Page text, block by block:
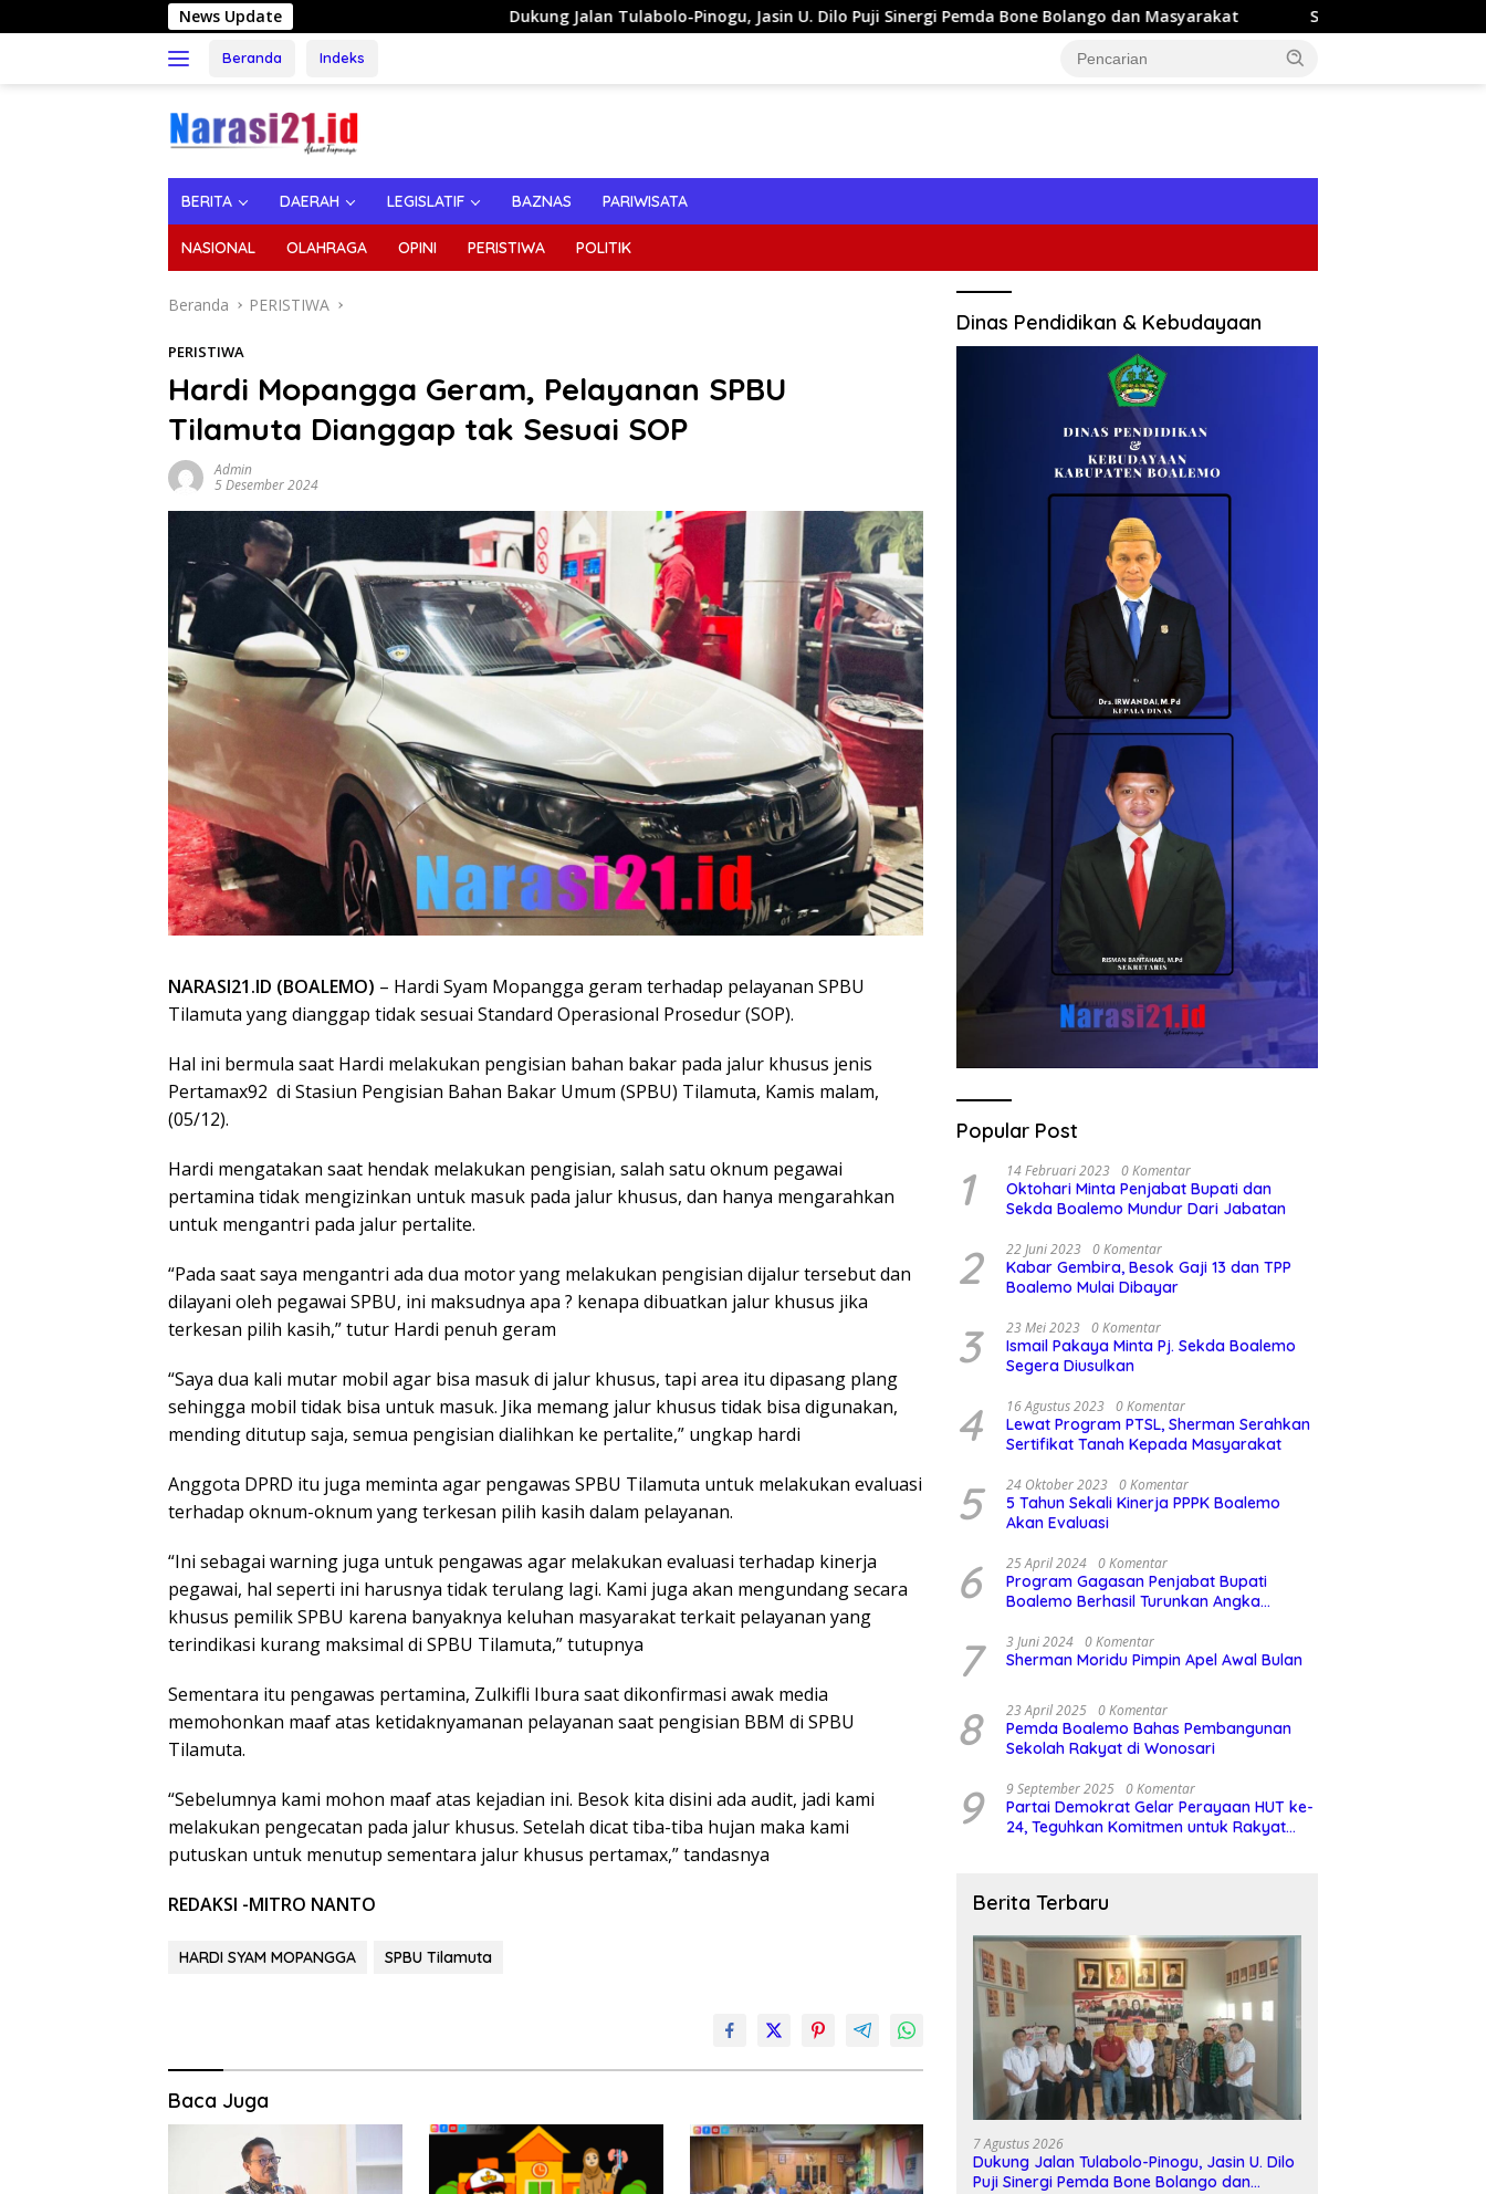
ke
News Update Dukung Jalan Tulabolo-Pinogu, Jasin U. Dilo Puji Sinergi Pemda Bone Bolango dan Masyarakat Sekda Iwan Mustapa: Penilaian Posyandu
Beranda Indeks
BERITA DAERAH LEGISLATIF BAZNAS PARIWISATA
NASIONAL OLAHRAGA OPINI PERISTIWA POLITIK
Beranda PERISTIWA
PERISTIWA
Hardi Mopangga Geram, Pelayanan SPBU
Tilamuta Dianggap tak Sesuai SOP
Admin
5 Desember 2024
NARASI21.ID (BOALEMO) – Hardi Syam Mopangga geram terhadap pelayanan SPBU
Tilamuta yang dianggap tidak sesuai Standard Operasional Prosedur (SOP).
Hal ini bermula saat Hardi melakukan pengisian bahan bakar pada jalur khusus jenis
Pertamax92 di Stasiun Pengisian Bahan Bakar Umum (SPBU) Tilamuta, Kamis malam,
(05/12).
Hardi mengatakan saat hendak melakukan pengisian, salah satu oknum pegawai
pertamina tidak mengizinkan untuk masuk pada jalur khusus, dan hanya mengarahkan
untuk mengantri pada jalur pertalite.
“Pada saat saya mengantri ada dua motor yang melakukan pengisian dijalur tersebut dan
dilayani oleh pegawai SPBU, ini maksudnya apa ? kenapa dibuatkan jalur khusus jika
terkesan pilih kasih,” tutur Hardi penuh geram
“Saya dua kali mutar mobil agar bisa masuk di jalur khusus, tapi area itu dipasang plang
sehingga mobil tidak bisa untuk masuk. Jika memang jalur khusus tidak bisa digunakan,
mending ditutup saja, semua pengisian dialihkan ke pertalite,” ungkap hardi
Anggota DPRD itu juga meminta agar pengawas SPBU Tilamuta untuk melakukan evaluasi
terhadap oknum-oknum yang terkesan pilih kasih dalam pelayanan.
“Ini sebagai warning juga untuk pengawas agar melakukan evaluasi terhadap kinerja
pegawai, hal seperti ini harusnya tidak terulang lagi. Kami juga akan mengundang secara
khusus pemilik SPBU karena banyaknya keluhan masyarakat terkait pelayanan yang
terindikasi kurang maksimal di SPBU Tilamuta,” tutupnya
Sementara itu pengawas pertamina, Zulkifli Ibura saat dikonfirmasi awak media
memohonkan maaf atas ketidaknyamanan pelayanan saat pengisian BBM di SPBU
Tilamuta.
“Sebelumnya kami mohon maaf atas kejadian ini. Besok kita disini ada audit, jadi kami
melakukan pengecatan pada jalur khusus. Setelah dicat tiba-tiba hujan maka kami
putuskan untuk menutup sementara jalur khusus pertamax,” tandasnya
REDAKSI -MITRO NANTO
HARDI SYAM MOPANGGA SPBU Tilamuta
Baca Juga
Dinas Pendidikan & Kebudayaan
Popular Post
1 14 Februari 2023 0 Komentar
Oktohari Minta Penjabat Bupati dan
Sekda Boalemo Mundur Dari Jabatan
2 22 Juni 2023 0 Komentar
Kabar Gembira, Besok Gaji 13 dan TPP
Boalemo Mulai Dibayar
3 23 Mei 2023 0 Komentar
Ismail Pakaya Minta Pj. Sekda Boalemo
Segera Diusulkan
4 16 Agustus 2023 0 Komentar
Lewat Program PTSL, Sherman Serahkan
Sertifikat Tanah Kepada Masyarakat
5 24 Oktober 2023 0 Komentar
5 Tahun Sekali Kinerja PPPK Boalemo
Akan Evaluasi
6 25 April 2024 0 Komentar
Program Gagasan Penjabat Bupati
Boalemo Berhasil Turunkan Angka
7 3 Juni 2024 0 Komentar
Sherman Moridu Pimpin Apel Awal Bulan
8 23 April 2025 0 Komentar
Pemda Boalemo Bahas Pembangunan
Sekolah Rakyat di Wonosari
9 9 September 2025 0 Komentar
Partai Demokrat Gelar Perayaan HUT ke-
24, Teguhkan Komitmen untuk Rakyat
Berita Terbaru
7 Agustus 2026
Dukung Jalan Tulabolo-Pinogu, Jasin U. Dilo
Puji Sinergi Pemda Bone Bolango dan